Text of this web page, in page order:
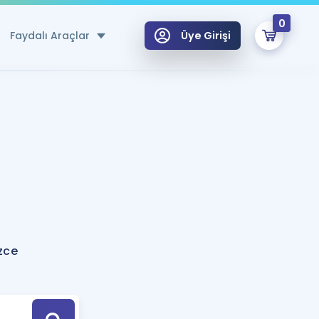
Faydalı Araçlar
Hesaplama Aracı
için Öneriler
Tek Takvimde
Üye Girişi
0